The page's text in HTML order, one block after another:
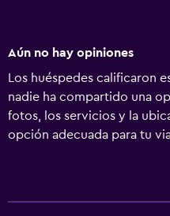
Aún no hay opiniones
Los huéspedes calificaron
nadie ha compartido una
fotos, los servicios y la
opción adecuada para tu